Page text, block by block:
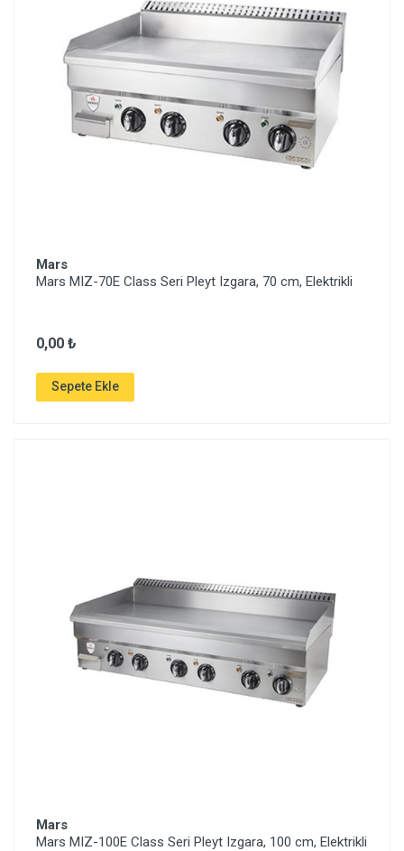
Mars
Mars MIZ-70E Class Seri Pleyt Izgara, 70 cm, Elektrikli
0,00 ₺
Sepete Ekle
Mars
Mars MIZ-100E Class Seri Pleyt Izgara, 100 cm, Elektrikli